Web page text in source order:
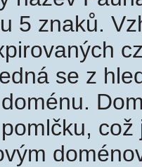
5 znaků.
se z